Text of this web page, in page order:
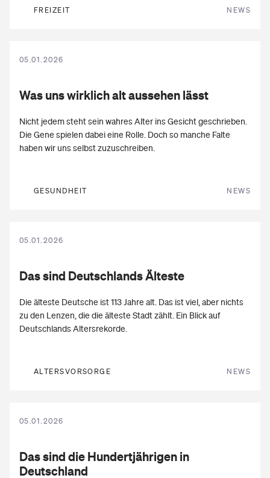
FREIZEIT NEWS
Was uns wirklich altaussehen lässt
05.01.2026
Nicht jedem steht sein wahres Alter ins Gesicht geschrieben.
Die Gene spielen dabei eine Rolle. Doch so manche Falte
haben wir uns selbst zuzuschreiben.
GESUNDHEIT NEWS
Das sind DeutschlandsÄlteste
05.01.2026
Die älteste Deutsche ist 113 Jahre alt. Das ist viel, aber nichts
zu den Lenzen, die die älteste Stadt zählt. Ein Blick auf
Deutschlands Altersrekorde.
ALTERSVORSORGE NEWS
Das sind die Hundertjährigen in
Deutschland
05.01.2026